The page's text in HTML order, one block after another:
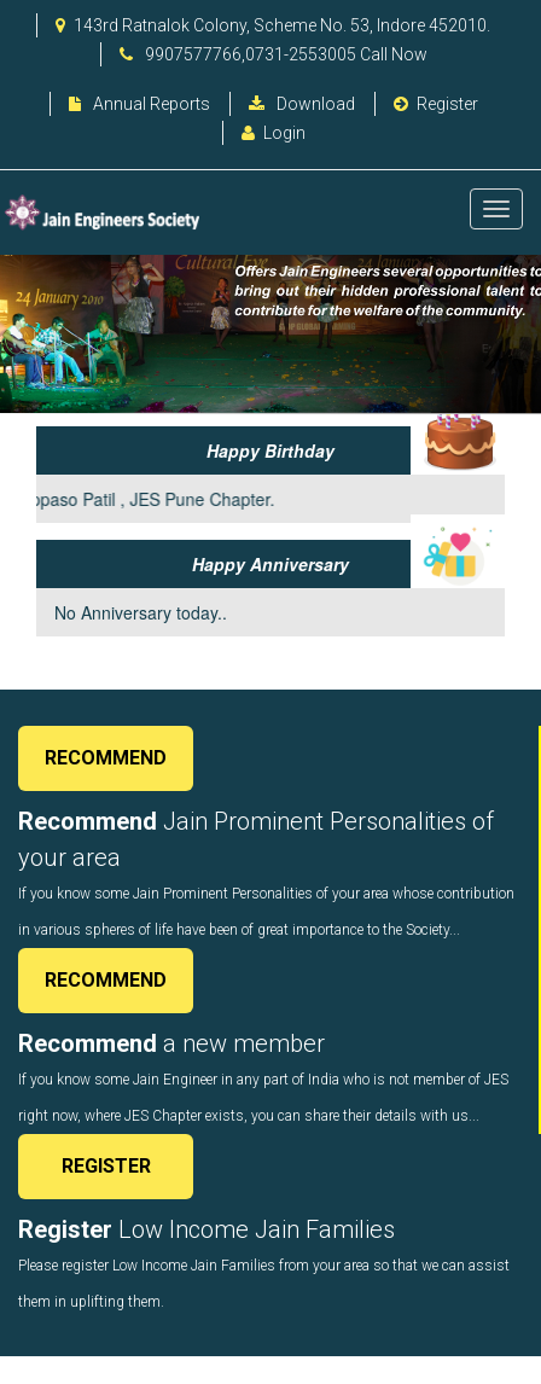
143rd Ratnalok Colony, Scheme No. 53, Indore 452010.
9907577766,0731-2553005 Call Now
Annual Reports Download
Register
Login
Happy Birthday
, JES Pune Chapter.
Happy Anniversary
today..
RECOMMEND
Recommend Jain Prominent Personalities of
your area
If you know some Jain Prominent Personalities of your area whose contribution
in various spheres of life have been of great importance to the Society...
RECOMMEND
Recommend a new member
If you know some Jain Engineer in any part of India who is not member of JES
right now, where JES Chapter exists, you can share their details with us...
REGISTER
Register Low Income Jain Families
Please register Low Income Jain Families from your area so that we can assist
them in uplifting them.